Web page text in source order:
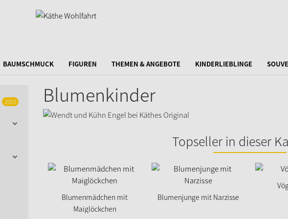
BAUMSCHMUCK FIGUREN THEMEN & ANGEBOTE KINDERLIEBLINGE
2003 Blumenkinder
Topseller in dieser
Blumenmädchen mit
Maiglöckchen
Blumenjunge mit Narzisse